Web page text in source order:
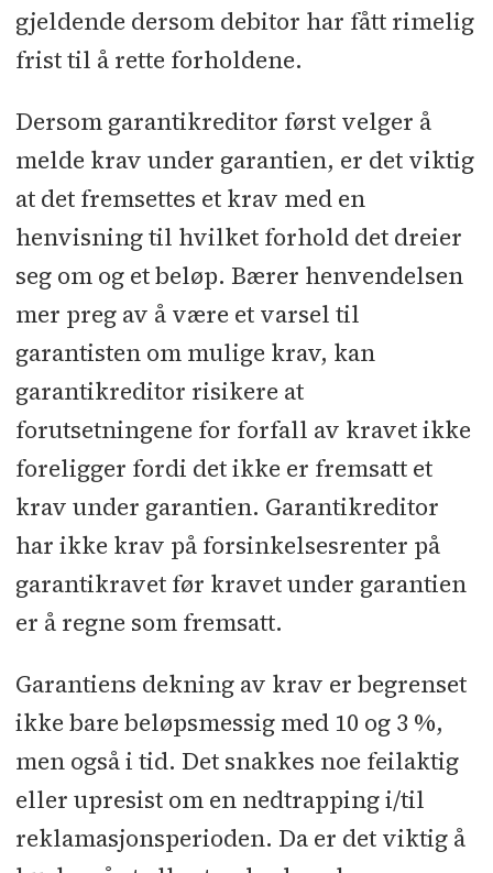
gjeldende dersom debitor har fått rimelig
frist til å rette forholdene.
Dersom garantikreditor først velger å
melde krav under garantien, er det viktig
at det fremsettes et krav med en
henvisning til hvilket forhold det dreier
seg om og et beløp. Bærer henvendelsen
mer preg av å være et varsel til
garantisten om mulige krav, kan
garantikreditor risikere at
forutsetningene for forfall av kravet ikke
foreligger fordi det ikke er fremsatt et
krav under garantien. Garantikreditor
har ikke krav på forsinkelsesrenter på
garantikravet før kravet under garantien
er å regne som fremsatt.
Garantiens dekning av krav er begrenset
ikke bare beløpsmessig med 10 og 3 %,
men også i tid. Det snakkes noe feilaktig
eller upresist om en nedtrapping i/til
reklamasjonsperioden. Da er det viktig å